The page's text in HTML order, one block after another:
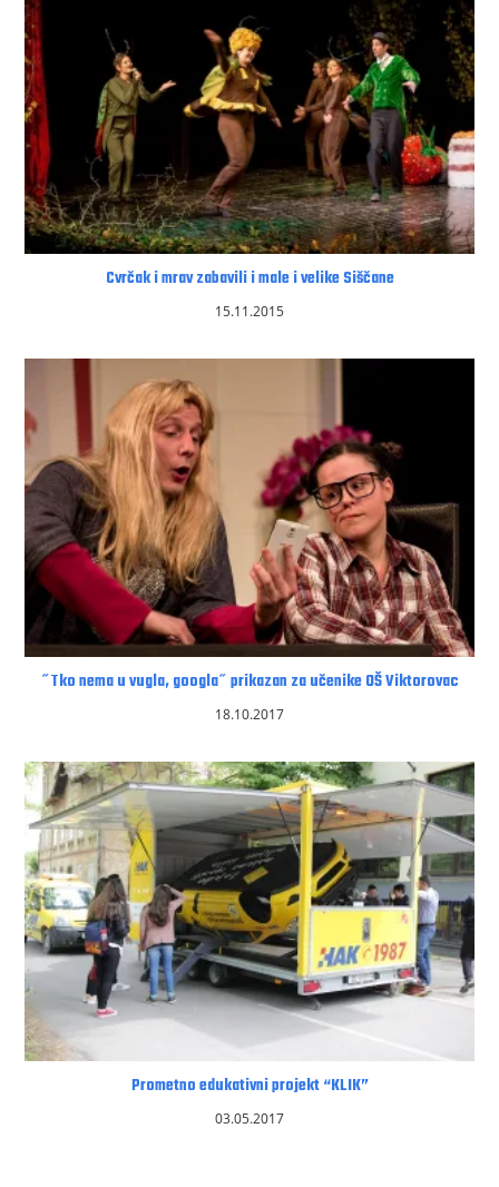
Cvrčak i mrav zabavili i male i velike Siščane
15.11.2015
˝Tko nema u vugla, googla˝ prikazan za učenike OŠ Viktorovac
18.10.2017
Prometno edukativni projekt “KLIK”
03.05.2017